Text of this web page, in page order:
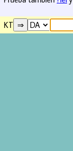
KT